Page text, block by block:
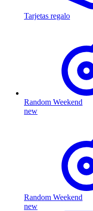
Tarjetas regalo
Random Weekend
new
Random Weekend
new